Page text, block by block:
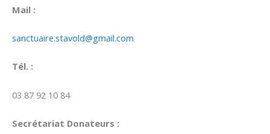
Mail :
sanctuaire.stavold@gmail.com
Tél. :
03 87 92 10 84
Secrétariat Donateurs :